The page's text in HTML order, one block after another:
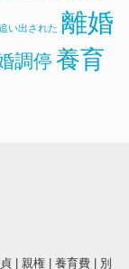
い出された 離婚
調停 養育
親権 養育費 別